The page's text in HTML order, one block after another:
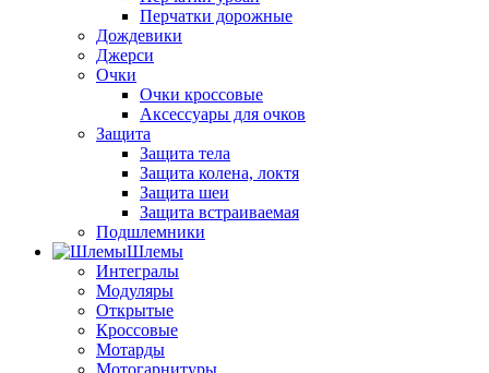
Перчатки дорожные
Дождевики
Джерси
Очки
Очки кроссовые
Аксессуары для очков
Защита
Защита тела
Защита колена, локтя
Защита шеи
Защита встраиваемая
Подшлемники
Шлемы
Интегралы
Модуляры
Открытые
Кроссовые
Мотарды
Мотогарнитуры